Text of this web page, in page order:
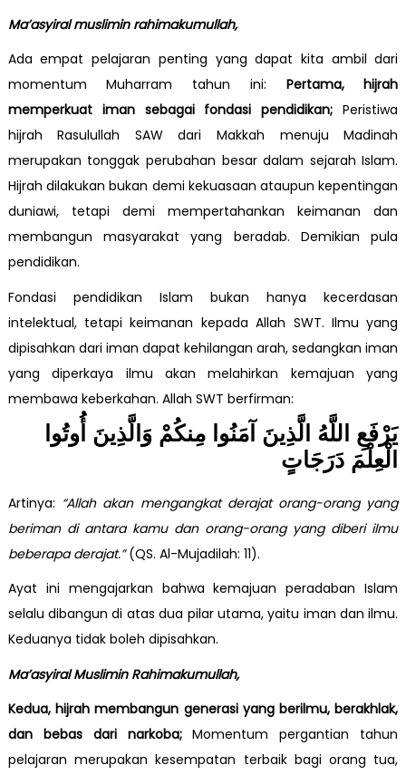
Ma’asyiral muslimin rahimakumullah,
Ada empat pelajaran penting yang dapat kita ambil dari
momentum Muharram tahun ini: Pertama, hijrah
memperkuat iman sebagai fondasi pendidikan;Peristiwa
hijrah Rasulullah SAW dari Makkah menuju Madinah
merupakan tonggak perubahan besar dalam sejarah Islam.
Hijrah dilakukan bukan demi kekuasaan ataupun kepentingan
duniawi, tetapi demi mempertahankan keimanan dan
membangun masyarakat yang beradab. Demikian pula
pendidikan.
Fondasi pendidikan Islam bukan hanya kecerdasan
intelektual, tetapi keimanan kepada Allah SWT. Ilmu yang
dipisahkan dari iman dapat kehilangan arah, sedangkan iman
yang diperkaya ilmu akan melahirkan kemajuan yang
membawa keberkahan. Allah SWT berfirman:
يَرْفَعِ اللَّهُ الَّذِينَ آمَنُوا مِنكُمْ وَالَّذِينَ أُوتُوا
الْعِلْمَ دَرَجَاتٍ
Artinya: “Allah akan mengangkat derajat orang-orang yang
beriman di antara kamu dan orang-orang yang diberi ilmu
beberapa derajat.”(QS. Al-Mujadilah: 11).
Ayat ini mengajarkan bahwa kemajuan peradaban Islam
selalu dibangun di atas dua pilar utama, yaitu iman dan ilmu.
Keduanya tidak boleh dipisahkan.
Ma’asyiral Muslimin Rahimakumullah,
Kedua, hijrah membangun generasi yang berilmu, berakhlak,
dan bebas dari narkoba;Momentum pergantian tahun
pelajaran merupakan kesempatan terbaik bagi orang tua,